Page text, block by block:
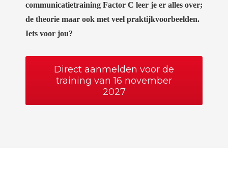
communicatietraining Factor C leer je er alles over;
de theorie maar ook met veel praktijkvoorbeelden.
Iets voor jou?
Direct aanmelden voor de
training van 16 november
2027